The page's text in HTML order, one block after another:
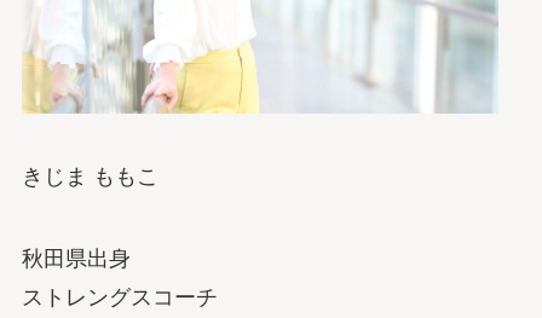
きじま ももこ
秋田県出身
ストレングスコーチ